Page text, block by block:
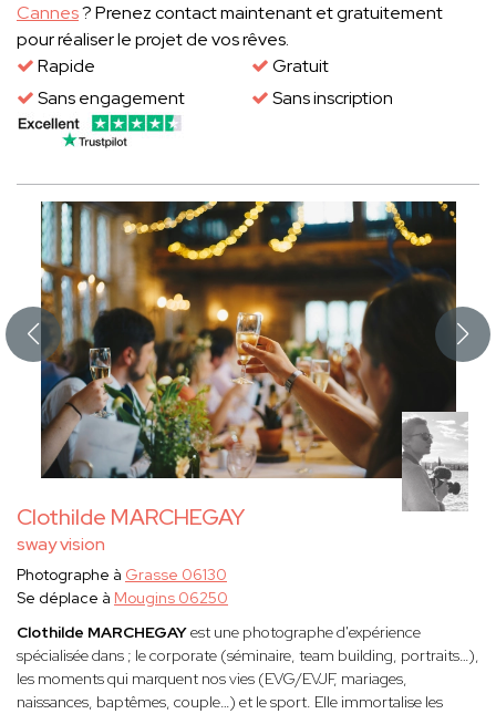
Cannes? Prenez contact maintenant et gratuitement
pour réaliser le projet de vos rêves.
Rapide
Gratuit
Sans engagement
Sans inscription
Clothilde MARCHEGAY
sway vision
Photographe à Grasse 06130
Se déplace à Mougins 06250
Clothilde MARCHEGAYest une photographe d'expérience
spécialisée dans ; le corporate (séminaire, team building, portraits…),
les moments qui marquent nos vies (EVG/EVJF, mariages,
naissances, baptêmes, couple…) et le sport. Elle immortalise les